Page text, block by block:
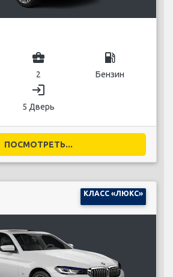
business_center
2
local_gas_station
Бензин
login
5 Дверь
ПОСМОТРЕТЬ...
КЛАСС «ЛЮКС»